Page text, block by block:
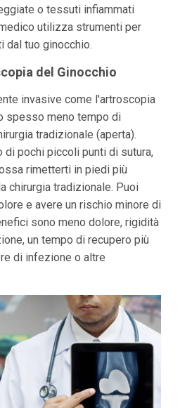
o tessuti infiammati
utilizza strumenti per
dal tuo ginocchio.
del Ginocchio
invasive come l'artroscopia
spesso meno tempo di
tradizionale (aperta).
di pochi piccoli punti di sutura,
rimetterti in piedi più
chirurgia tradizionale. Puoi
e avere un rischio minore di
sono meno dolore, rigidità
un tempo di recupero più
di infezione o altre